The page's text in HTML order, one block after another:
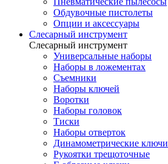
Обдувочные пистолеты
Опции и аксессуары
Слесарный инструмент
Слесарный инструмент
Универсальные наборы
Наборы в ложементах
Съемники
Наборы ключей
Воротки
Наборы головок
Тиски
Наборы отверток
Динамометрические ключи
Рукоятки трещоточные